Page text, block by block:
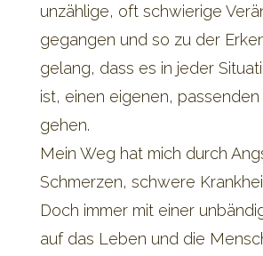
unzählige, oft schwierige
gegangen und so zu der
gelang, dass es in jeder
ist, einen eigenen,
gehen.
Mein Weg hat mich durch
Schmerzen, schwere
Doch immer mit einer
auf das Leben und die